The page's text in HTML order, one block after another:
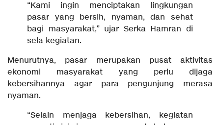
“Kami ingin menciptakan lingkungan
pasar yang bersih, nyaman, dan sehat
bagi masyarakat,” ujar Serka Hamran di
sela kegiatan.
Menurutnya, pasar merupakan pusat aktivitas
ekonomi masyarakat yang perlu dijaga
kebersihannya agar para pengunjung merasa
nyaman.
“Selain menjaga kebersihan, kegiatan